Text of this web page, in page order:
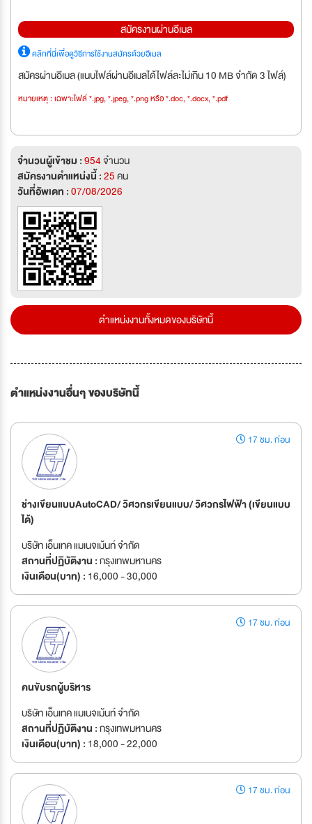
สมัครงานผ่านอีเมล
คลิกที่นี่เพื่อดูวิธีการใช้งานสมัครด้วยอีเมล
สมัครผ่านอีเมล (แนบไฟล์ผ่านอีเมลได้ไฟล์ละไม่เกิน 10 MB จำกัด 3 ไฟล์)
หมายเหตุ : เฉพาะไฟล์ *.jpg, *.jpeg, *.png หรือ *.doc, *.docx, *.pdf
จำนวนผู้เข้าชม :954จำนวน
สมัครงานตำแหน่งนี้ :25คน
วันที่อัพเดท :07/08/2026
ตำแหน่งงานทั้งหมดของบริษัทนี้
ตำแหน่งงานอื่นๆ ของบริษัทนี้
17 ชม. ก่อน
ช่างเขียนแบบAutoCAD/ วิศวกรเขียนแบบ/ วิศวกรไฟฟ้า (เขียนแบบ
ได้)
บริษัท เอ็นเทค แมเนจเม้นท์ จำกัด
สถานที่ปฏิบัติงาน :กรุงเทพมหานคร
เงินเดือน(บาท) : 16,000 - 30,000
17 ชม. ก่อน
คนขับรถผู้บริหาร
บริษัท เอ็นเทค แมเนจเม้นท์ จำกัด
สถานที่ปฏิบัติงาน :กรุงเทพมหานคร
เงินเดือน(บาท) : 18,000 - 22,000
17 ชม. ก่อน